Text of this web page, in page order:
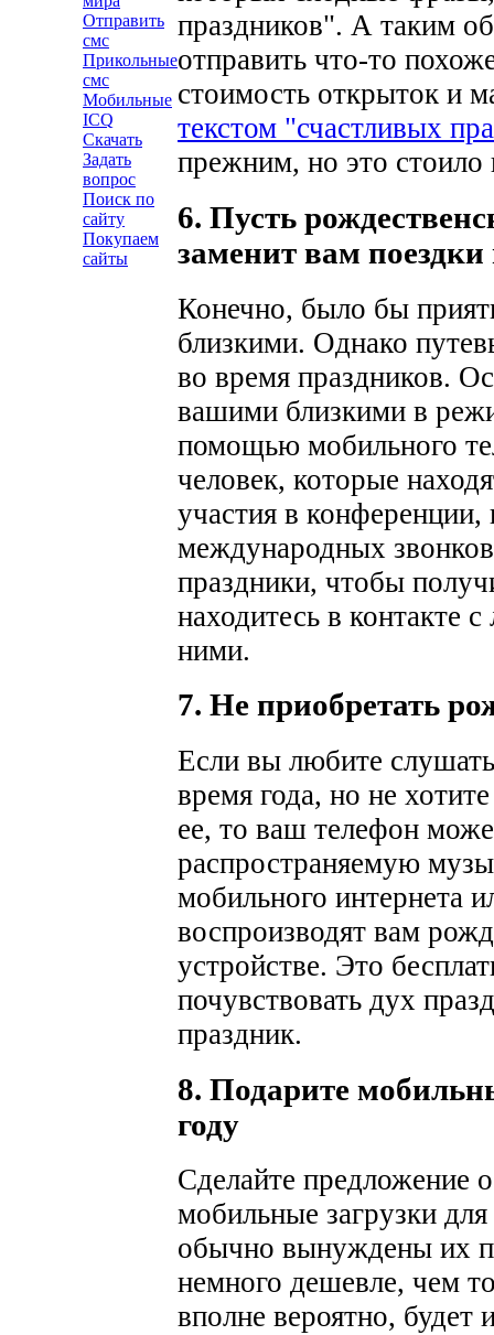
Отправить
смс
Прикольные
смс
Мобильные
ICQ
Скачать
Задать
вопрос
Поиск по
сайту
Покупаем
сайты
праздников". А таким
отправить что-то
стоимость открыток и
текстом "счастливых
прежним, но это стоило
6. Пусть
заменит вам поездки
Конечно, было бы
близкими. Однако
во время праздников.
вашими близкими в
помощью мобильного
человек, которые
участия в
международных
праздники, чтобы
находитесь в контакте
ними.
7. Не приобретать
Если вы любите
время года, но не
ее, то ваш телефон
распространяемую
мобильного интернета
воспроизводят вам
устройстве. Это
почувствовать дух
праздник.
8. Подарите
году
Сделайте предложение
мобильные загрузки
обычно вынуждены их
немного дешевле, чем
вполне вероятно,